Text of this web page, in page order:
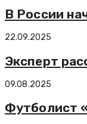
В России
22.09.2025
Эксперт
09.08.2025
Футболист